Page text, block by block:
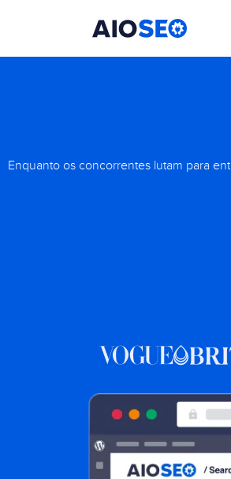
Enquanto os concorrentes lutam para